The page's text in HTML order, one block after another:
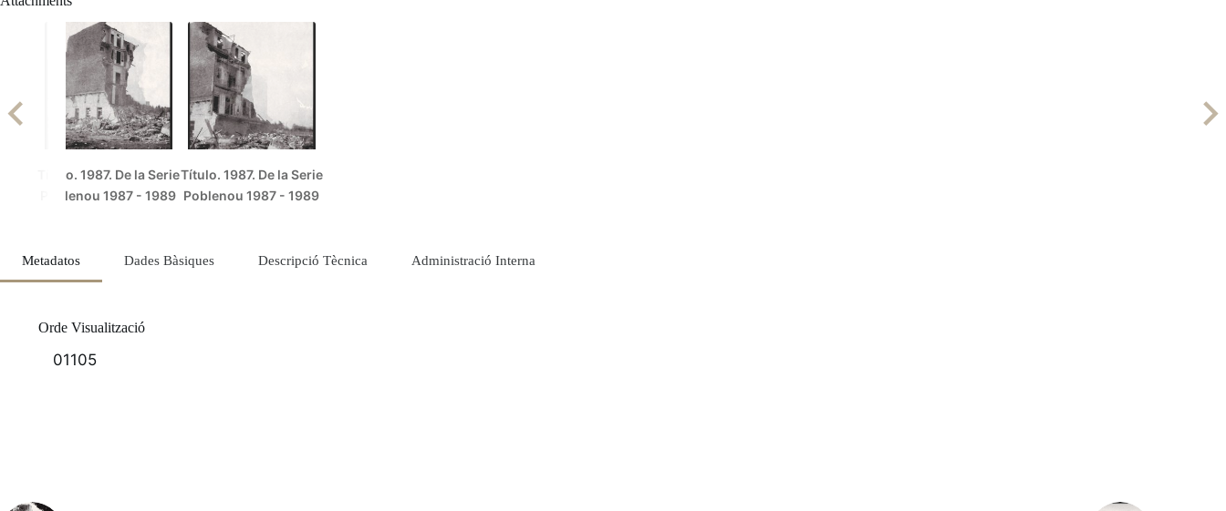
Título. 1987. De la Serie
Poblenou 1987 - 1989
Título. 1987. De la Serie
Poblenou 1987 - 1989
Metadatos
Orde Visualització
01105
Dades Bàsiques Descripció Tècnica Administració Interna